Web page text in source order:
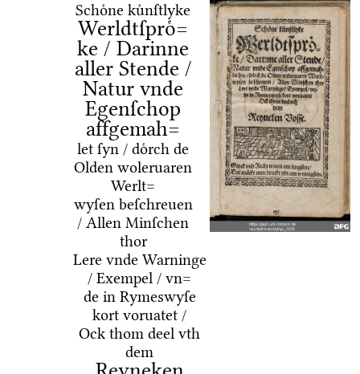
Schoͤne kuͤnſtlyke
Werldtſproͤ=
ke / Darinne
aller Stende /
Natur vnde
Egenſchop
affgemah=
let ſyn / doͤrch de
Olden woleruaren
Werlt=
wyſen beſchreuen
/ Allen Minſchen
thor
Lere vnde Warninge
/ Exempel / vn=
de in Rymeswyſe
kort voruatet /
Ock thom deel vth
dem